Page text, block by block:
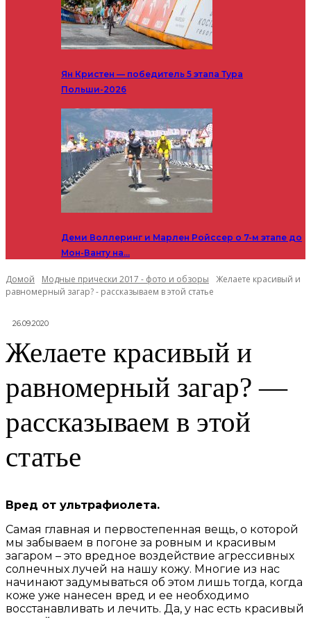
Ян Кристен — победитель 5 этапа Тура
Польши-2026
Деми Воллеринг и Марлен Ройссер о 7-м этапе до
Мон-Ванту на…
Домой Модные прически 2017 - фото и обзоры
Желаете красивый и
равномерный загар? - рассказываем в этой статье
26.09.2020
Желаете красивый и
равномерный загар? —
рассказываем в этой
статье
Вред от ультрафиолета.
Самая главная и первостепенная вещь, о которой
мы забываем в погоне за ровным и красивым
загаром – это вредное воздействие агрессивных
солнечных лучей на нашу кожу. Многие из нас
начинают задумываться об этом лишь тогда, когда
коже уже нанесен вред и ее необходимо
восстанавливать и лечить. Да, у нас есть красивый